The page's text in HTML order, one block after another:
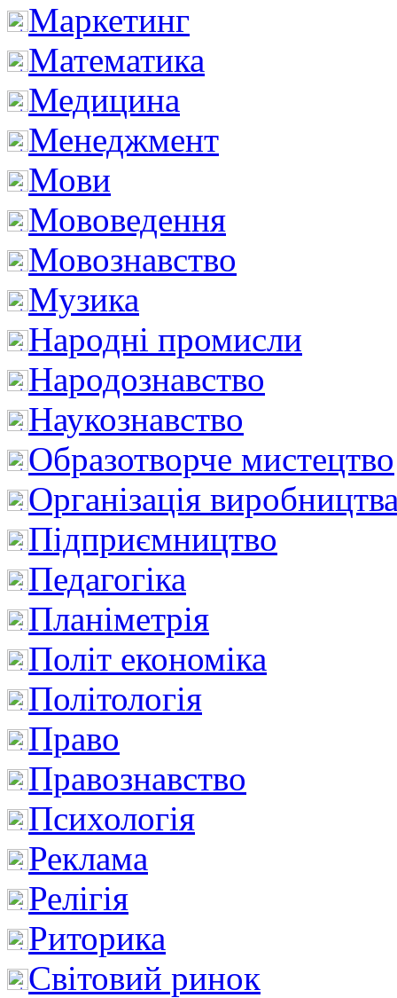
Маркетинг
Математика
Медицина
Менеджмент
Мови
Мововедення
Мовознавство
Музика
Народні промисли
Народознавство
Наукознавство
Образотворче мистецтво
Організація
Підприємництво
Педагогіка
Планіметрія
Політ економіка
Політологія
Право
Правознавство
Психологія
Реклама
Релігія
Риторика
Світовий ринок